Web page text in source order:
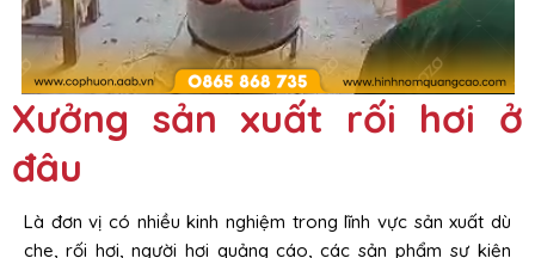
Xưởng sản xuất rối hơi ở
đâu
Là đơn vị có nhiều kinh nghiệm trong lĩnh vực sản xuất dù
che, rối hơi, người hơi quảng cáo, các sản phẩm sự kiện